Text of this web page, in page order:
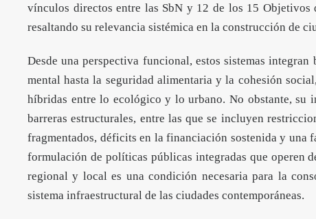
vínculos directos entre las SbN y 12 de los 15 Objetivos
resaltando su relevancia sistémica en la construcción de
Desde una perspectiva funcional, estos sistemas
mental hasta la seguridad alimentaria y la cohesión
híbridas entre lo ecológico y lo urbano. No obstante, su
barreras estructurales, entre las que se incluyen
fragmentados, déficits en la financiación sostenida y una
formulación de políticas públicas integradas que operen
regional y local es una condición necesaria para la
sistema infraestructural de las ciudades contemporáneas.